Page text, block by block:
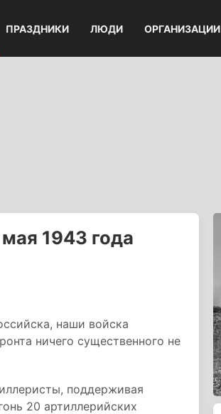
ПРАЗДНИКИ ЛЮДИ ОРГАНИЗАЦИИ
1943 года
наши войска
ничего существенного не
поддерживая
20 артиллерийских